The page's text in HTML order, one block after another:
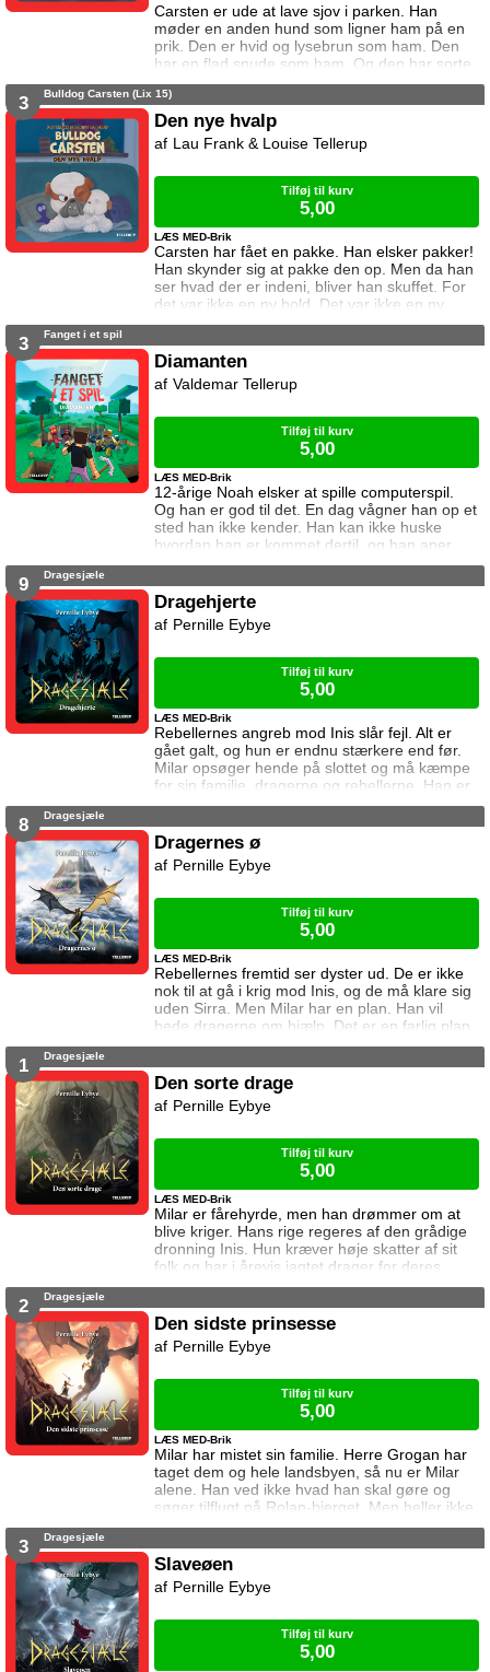
Carsten er ude at lave sjov i parken. Han
møder en anden hund som ligner ham på en
prik. Den er hvid og lysebrun som ham. Den
har en flad snude som ham. Og den har sorte
pletter på maven som ham. De to hunde leger
sammen hele dagen. Men da de skal sige
farvel, kan de ikke finde ud af hvem der bor
hvor ... og hvem der er hvem. a
href="https://tellerup.com/bog/4912/"Denne
3 Bulldog Carsten (Lix 15)
Den nye hvalp
Carsten har fået en pakke. Han elsker pakker!
Han skynder sig at pakke den op. Men da han
ser hvad der er indeni, bliver han skuffet. For
det var ikke en ny bold. Det var ikke en ny
bamse. Og det var bestemt ikke snacks. Det
sig en hvalp. a
titel findes også i LIX 8!/a
LÆS MED-Brik
Lau Frank & Louise Tellerup
Tilføj til kurv
5,00
3 Fanget i et spil
Diamanten
12-årige Noah elsker at spille computerspil.
Og han er god til det. En dag vågner han op et
sted han ikke kender. Han kan ikke huske
hvordan han er kommet dertil, og han aner
ikke hvordan han kommer hjem igen. Den
beskeder til ham. I denne bog vil uret have
ham til at finde en diamant i en verden fyldt
med monstre. Kan Noah det? Og hvad sker
LÆS MED-Brik
Valdemar Tellerup
Tilføj til kurv
5,00
9 Dragesjæle
Dragehjerte
Rebellernes angreb mod Inis slår fejl. Alt er
gået galt, og hun er endnu stærkere end før.
Milar opsøger hende på slottet og må kæmpe
for sin familie, dragerne og rebellerne. Han er
på egen hånd, men han vil ikke give op.
LÆS MED-Brik
Pernille Eybye
Tilføj til kurv
5,00
8 Dragesjæle
Dragernes ø
Rebellernes fremtid ser dyster ud. De er ikke
nok til at gå i krig mod Inis, og de må klare sig
uden Sirra. Men Milar har en plan. Han vil
bede dragerne om hjælp. Det er en farlig plan,
for dragerne stoler ikke på mennesker.
LÆS MED-Brik
Pernille Eybye
Tilføj til kurv
5,00
1 Dragesjæle
Den sorte drage
Milar er fårehyrde, men han drømmer om at
blive kriger. Hans rige regeres af den grådige
dronning Inis. Hun kræver høje skatter af sit
folk og har i årevis jagtet drager for deres
sjæle. Da herre Grogan kommer til Milars
Milars liv sig.
LÆS MED-Brik
Pernille Eybye
Tilføj til kurv
5,00
2 Dragesjæle
Den sidste prinsesse
Milar har mistet sin familie. Herre Grogan har
taget dem og hele landsbyen, så nu er Milar
alene. Han ved ikke hvad han skal gøre og
søger tilflugt på Rolan-bjerget. Men heller ikke
der er han i sikkerhed. Dronningens mænd
bjerget. Kan Milar beskytte den?
LÆS MED-Brik
Pernille Eybye
Tilføj til kurv
5,00
3 Dragesjæle
Slaveøen
Pernille Eybye
Tilføj til kurv
5,00